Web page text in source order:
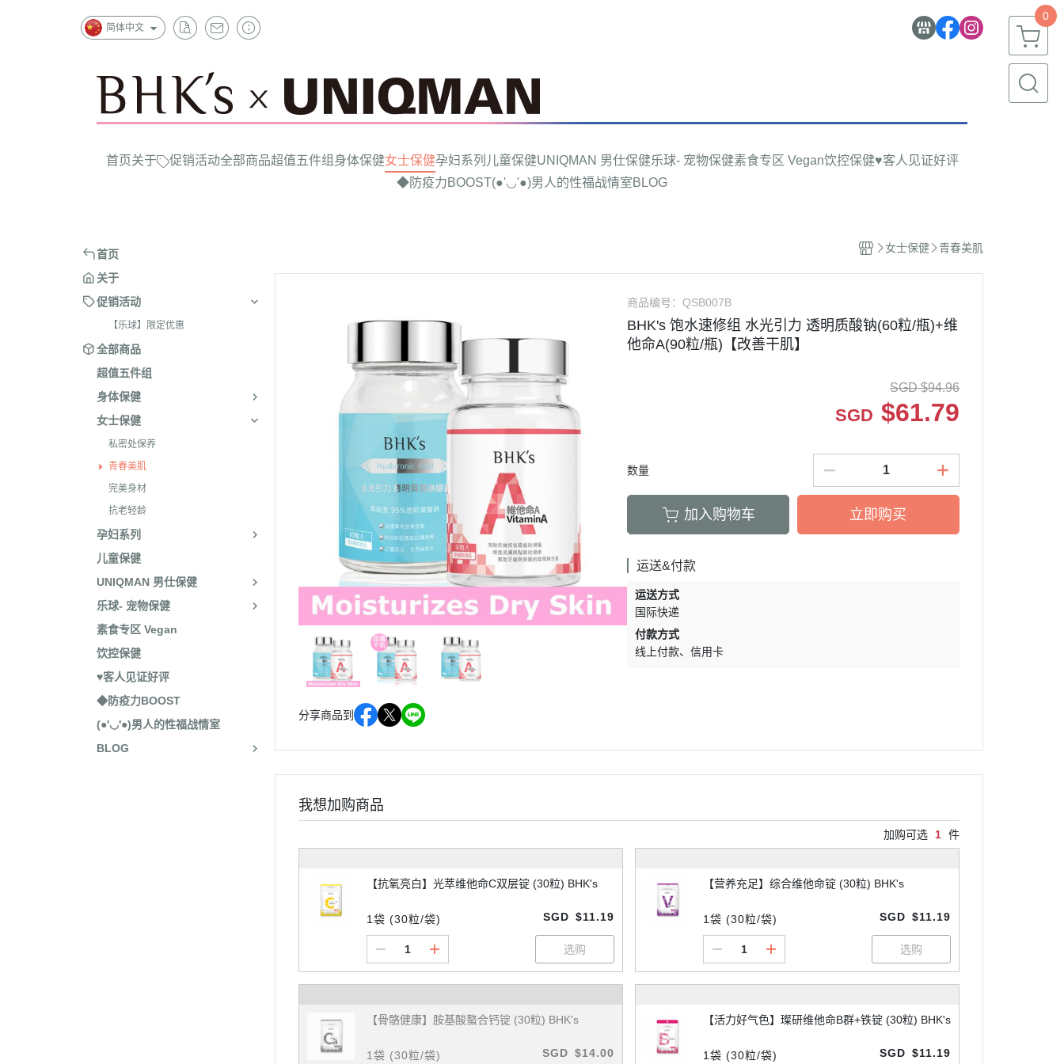
简体中文
0
首页关于 促销活动全部商品超值五件组 身体保健女士保健孕妇系列 儿童保健UNIQMAN 男仕保健乐球- 宠物保健素食专区 Vegan饮控保健♥客人见证好评
◆防疫力BOOST(●'◡'●)男人的性福战情室BLOG
首页
关于
促销活动
【乐球】限定优惠
全部商品
超值五件组
身体保健
女士保健
私密处保养
青春美肌
完美身材
抗老轻龄
孕妇系列
儿童保健
UNIQMAN 男仕保健
乐球- 宠物保健
素食专区 Vegan
饮控保健
♥客人见证好评
◆防疫力BOOST
(●'◡'●)男人的性福战情室
BLOG
女士保健 青春美肌
分享商品到
商品编号：QSB007B
BHK's 饱水速修组 水光引力 透明质酸钠(60粒/瓶)+维
他命A(90粒/瓶)【改善干肌】
SGD $94.96
SGD $61.79
数量
加入购物车 立即购买
运送&付款
运送方式
国际快递
付款方式
线上付款
信用卡
我想加购商品
加购可选 1 件
【抗氧亮白】光萃维他命C双层锭 (30粒) BHK's
1袋 (30粒/袋) SGD $11.19
【营养充足】综合维他命锭 (30粒) BHK's
1袋 (30粒/袋) SGD $11.19
【骨骼健康】胺基酸螯合钙锭 (30粒) BHK's
1袋 (30粒/袋) SGD $14.00
【活力好气色】璨研维他命B群+铁锭 (30粒) BHK's
1袋 (30粒/袋) SGD $11.19